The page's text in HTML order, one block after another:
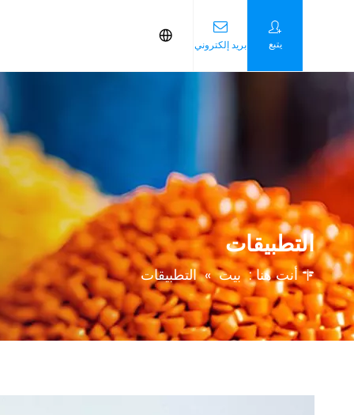
بريد إلكتروني يتبع
التطبيقات
أنت هنا : بيت » التطبيقات